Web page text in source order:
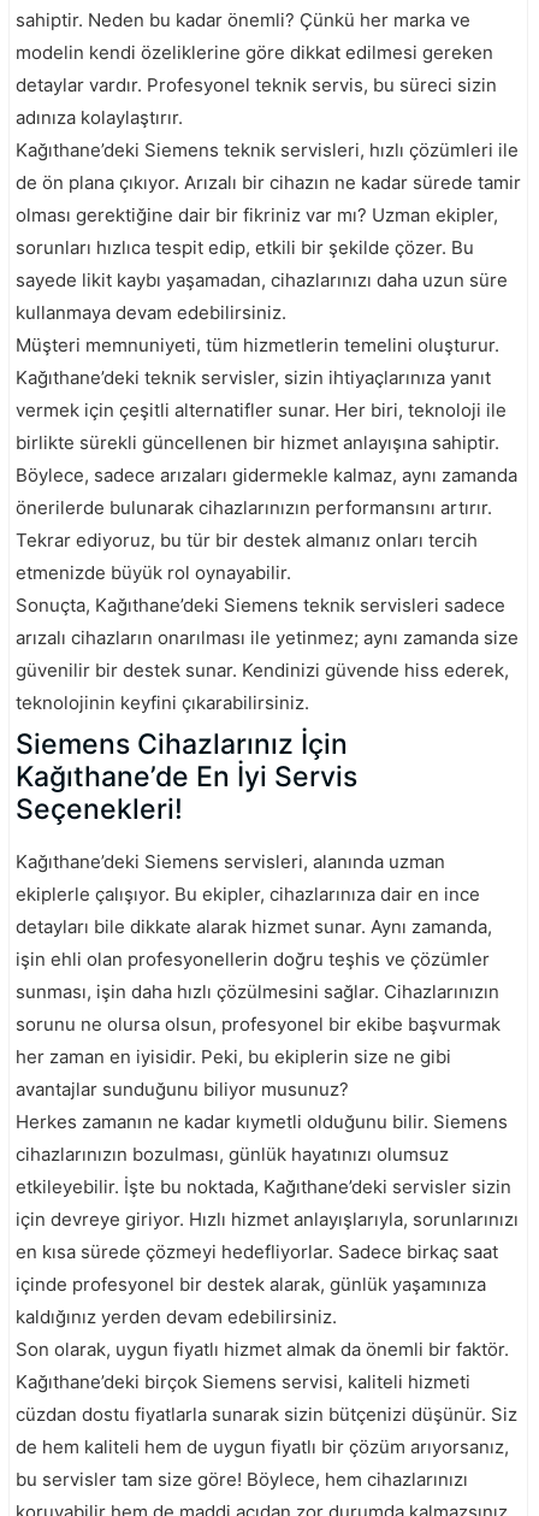
sahiptir. Neden bu kadar önemli? Çünkü her marka ve
modelin kendi özeliklerine göre dikkat edilmesi gereken
detaylar vardır. Profesyonel teknik servis, bu süreci sizin
adınıza kolaylaştırır.
Kağıthane’deki Siemens teknik servisleri, hızlı çözümleri ile
de ön plana çıkıyor. Arızalı bir cihazın ne kadar sürede tamir
olması gerektiğine dair bir fikriniz var mı? Uzman ekipler,
sorunları hızlıca tespit edip, etkili bir şekilde çözer. Bu
sayede likit kaybı yaşamadan, cihazlarınızı daha uzun süre
kullanmaya devam edebilirsiniz.
Müşteri memnuniyeti, tüm hizmetlerin temelini oluşturur.
Kağıthane’deki teknik servisler, sizin ihtiyaçlarınıza yanıt
vermek için çeşitli alternatifler sunar. Her biri, teknoloji ile
birlikte sürekli güncellenen bir hizmet anlayışına sahiptir.
Böylece, sadece arızaları gidermekle kalmaz, aynı zamanda
önerilerde bulunarak cihazlarınızın performansını artırır.
Tekrar ediyoruz, bu tür bir destek almanız onları tercih
etmenizde büyük rol oynayabilir.
Sonuçta, Kağıthane’deki Siemens teknik servisleri sadece
arızalı cihazların onarılması ile yetinmez; aynı zamanda size
güvenilir bir destek sunar. Kendinizi güvende hiss ederek,
teknolojinin keyfini çıkarabilirsiniz.
Siemens Cihazlarınız İçin
Kağıthane’de En İyi Servis
Seçenekleri!
Kağıthane’deki Siemens servisleri, alanında uzman
ekiplerle çalışıyor. Bu ekipler, cihazlarınıza dair en ince
detayları bile dikkate alarak hizmet sunar. Aynı zamanda,
işin ehli olan profesyonellerin doğru teşhis ve çözümler
sunması, işin daha hızlı çözülmesini sağlar. Cihazlarınızın
sorunu ne olursa olsun, profesyonel bir ekibe başvurmak
her zaman en iyisidir. Peki, bu ekiplerin size ne gibi
avantajlar sunduğunu biliyor musunuz?
Herkes zamanın ne kadar kıymetli olduğunu bilir. Siemens
cihazlarınızın bozulması, günlük hayatınızı olumsuz
etkileyebilir. İşte bu noktada, Kağıthane’deki servisler sizin
için devreye giriyor. Hızlı hizmet anlayışlarıyla, sorunlarınızı
en kısa sürede çözmeyi hedefliyorlar. Sadece birkaç saat
içinde profesyonel bir destek alarak, günlük yaşamınıza
kaldığınız yerden devam edebilirsiniz.
Son olarak, uygun fiyatlı hizmet almak da önemli bir faktör.
Kağıthane’deki birçok Siemens servisi, kaliteli hizmeti
cüzdan dostu fiyatlarla sunarak sizin bütçenizi düşünür. Siz
de hem kaliteli hem de uygun fiyatlı bir çözüm arıyorsanız,
bu servisler tam size göre! Böylece, hem cihazlarınızı